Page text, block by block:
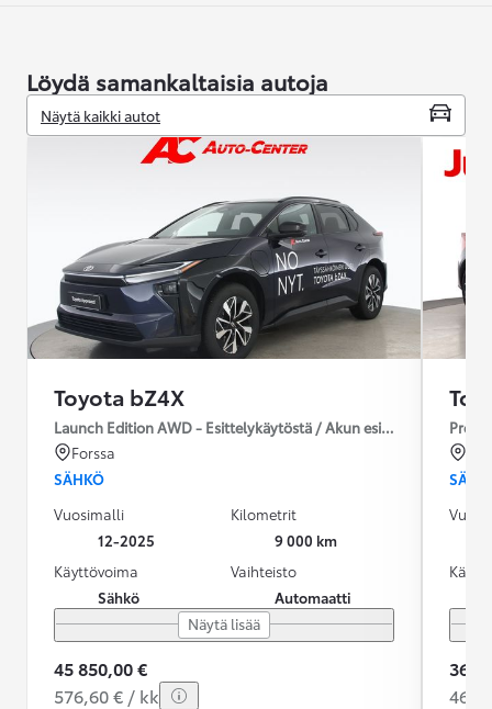
Löydä samankaltaisia autoja
Näytä kaikki autot
Toyota bZ4X
Launch Edition AWD - Esittelykäytöstä / Akun esilämmitys /
Forssa
SÄHKÖ
Vuosimalli
12-2025
Kilometrit
9 000 km
Käyttövoima
Sähkö
Vaihteisto
Automaatti
Näytä lisää
45 850,00 €
576,60 € / kk
36